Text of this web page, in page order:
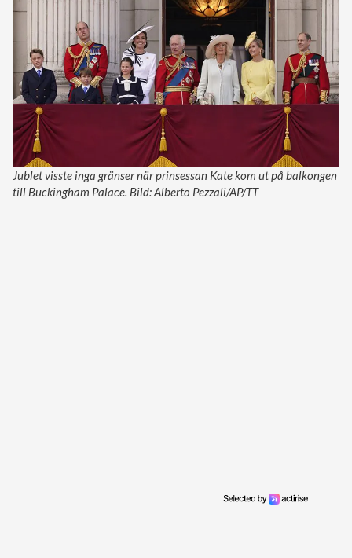
Jublet visste inga gränser när prinsessan Kate kom ut på balkongen
till Buckingham Palace. Bild: Alberto Pezzali/AP/TT